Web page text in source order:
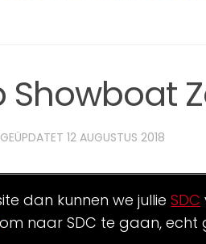
Showboat
GEÜPDATET 12 AUGUSTUS 2018
dan kunnen we jullie SDC
om naar SDC te gaan, echt